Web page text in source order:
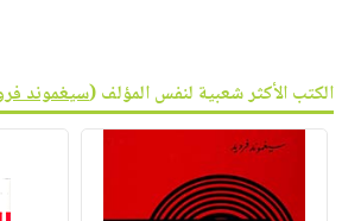
الكتب الأكثر شعبية لنفس المؤلف (سيغموند